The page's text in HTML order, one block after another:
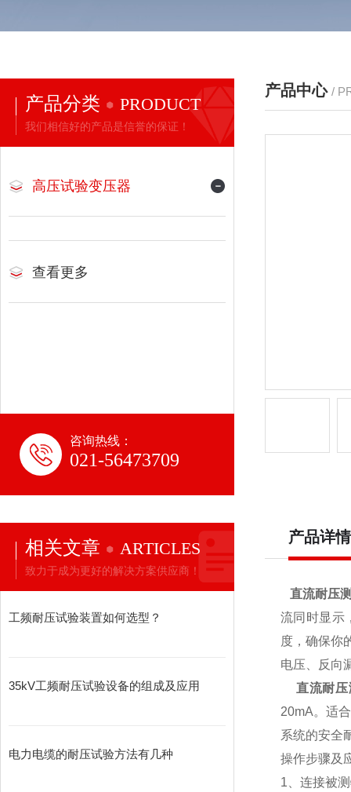
产品分类 PRODUCT
我们相信好的产品是信誉的保证！
高压试验变压器
查看更多
咨询热线：
021-56473709
相关文章 ARTICLES
致力于成为更好的解决方案供应商！
工频耐压试验装置如何选型？
35kV工频耐压试验设备的组成及应用
电力电缆的耐压试验方法有几种
产品中心 /
产品详情
直流耐压
流同时显示
度，确保你
电压、反向
直流耐
20mA。适
系统的安全
操作步骤及
1、连接被